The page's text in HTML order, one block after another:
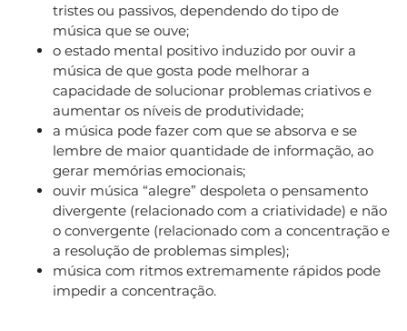
tristes ou passivos, dependendo do tipo de
música que se ouve;
o estado mental positivo induzido por ouvir a
música de que gosta pode melhorar a
capacidade de solucionar problemas criativos e
aumentar os níveis de produtividade;
a música pode fazer com que se absorva e se
lembre de maior quantidade de informação, ao
gerar memórias emocionais;
ouvir música “alegre” despoleta o pensamento
divergente (relacionado com a criatividade) e não
o convergente (relacionado com a concentração e
a resolução de problemas simples);
música com ritmos extremamente rápidos pode
impedir a concentração.